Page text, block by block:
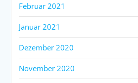
Februar 2021
Januar 2021
Dezember 2020
November 2020